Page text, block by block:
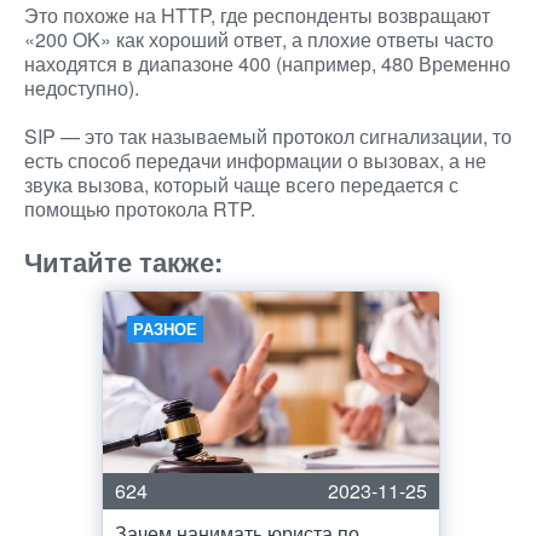
Это похоже на HTTP, где респонденты возвращают
«200 OK» как хороший ответ, а плохие ответы часто
находятся в диапазоне 400 (например, 480 Временно
недоступно).
SIP — это так называемый протокол сигнализации, то
есть способ передачи информации о вызовах, а не
звука вызова, который чаще всего передается с
помощью протокола RTP.
Читайте также:
РАЗНОЕ
624
2023-11-25